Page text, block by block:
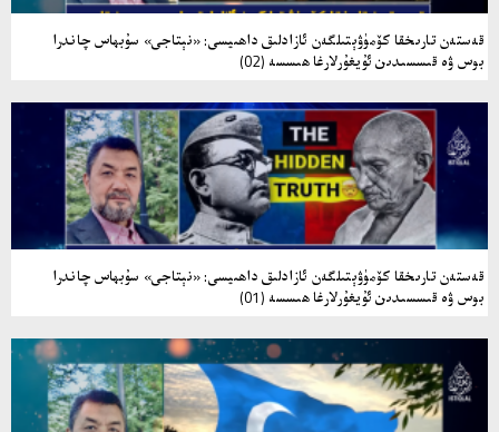
قەستەن تارىخقا كۆمۈۋېتىلگەن ئازادلىق داھىيسى: «نېتاجى» سۇبھاس چاندرا
بوس ۋە قىسسىدىن ئۇيغۇرلارغا ھىسسە (02)
قەستەن تارىخقا كۆمۈۋېتىلگەن ئازادلىق داھىيسى: «نېتاجى» سۇبھاس چاندرا
بوس ۋە قىسسىدىن ئۇيغۇرلارغا ھىسسە (01)